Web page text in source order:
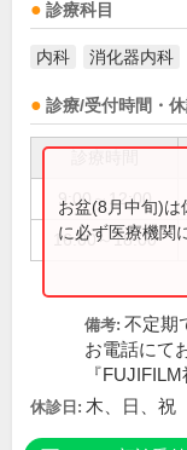
診療科目
内科 消化器内科
診療/受付時間・休
9:00～12:00
16:00～18:00
お盆(8月中旬)は
に必ず医療機関
備考: 不定期
お電話にて
『
休診日: 木、日、祝